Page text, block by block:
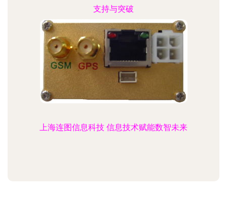
支持与突破
上海连图信息科技 信息技术赋能数智未来